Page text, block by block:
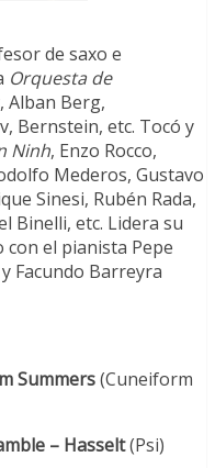
de saxo e
Orquesta de
Alban Berg,
Bernstein, etc. Tocó y
Ninh, Enzo Rocco,
Mederos, Gustavo
Sinesi, Rubén Rada,
Binelli, etc. Lidera su
el pianista Pepe
Facundo Barreyra
Summers(Cuneiform
– Hasselt(Psi)